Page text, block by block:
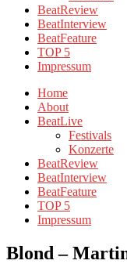
BeatReview
BeatInterview
BeatFeature
TOP 5
Impressum
Home
About
BeatLive
Festivals
Konzerte
BeatReview
BeatInterview
BeatFeature
TOP 5
Impressum
Blond –